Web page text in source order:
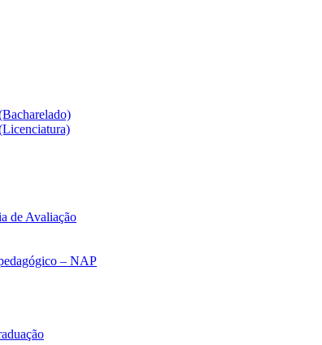
de Avaliação
– NAP